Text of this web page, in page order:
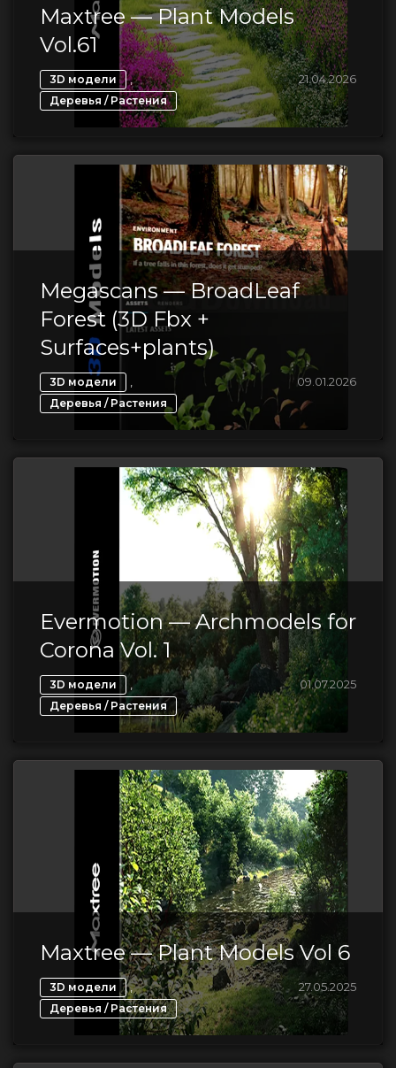
Maxtree — Plant Models
Vol.61
3D модели ,
Деревья / Растения
21.04.2026
Megascans — BroadLeaf
Forest (3D Fbx +
Surfaces+plants)
3D модели ,
Деревья / Растения
09.01.2026
Evermotion — Archmodels for
Corona Vol. 1
3D модели ,
Деревья / Растения
01.07.2025
Maxtree — Plant Models Vol 6
3D модели ,
Деревья / Растения
27.05.2025